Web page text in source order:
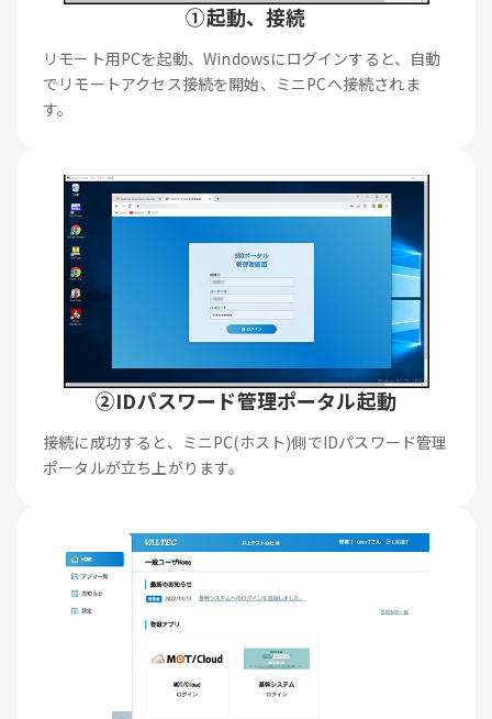
①起動、接続
リモート用PCを起動、Windowsにログインすると、自動
でリモートアクセス接続を開始、ミニPCへ接続されま
す。
②IDパスワード管理ポータル起動
接続に成功すると、ミニPC(ホスト)側でIDパスワード管理
ポータルが立ち上がります。